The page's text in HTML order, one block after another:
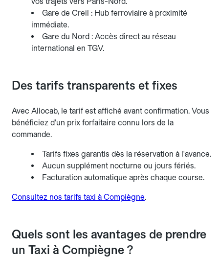
Gare de Creil : Hub ferroviaire à proximité
immédiate.
Gare du Nord : Accès direct au réseau
international en TGV.
Des tarifs transparents et fixes
Avec Allocab, le tarif est affiché avant confirmation. Vous
bénéficiez d'un prix forfaitaire connu lors de la
commande.
Tarifs fixes garantis dès la réservation à l'avance.
Aucun supplément nocturne ou jours fériés.
Facturation automatique après chaque course.
Consultez nos tarifs taxi à Compiègne.
Quels sont les avantages de prendre
un Taxi à Compiègne ?